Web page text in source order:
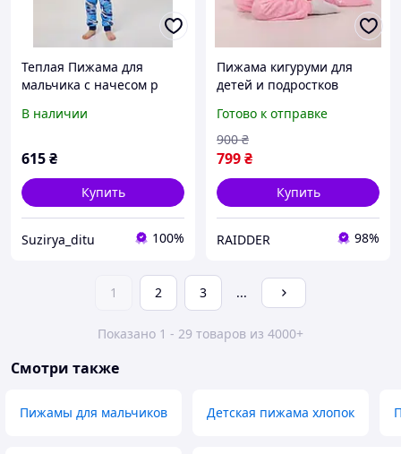
Теплая Пижама для
мальчика с начесом р
В наличии
615₴
Купить
Suzirya_ditu 100%
Пижама кигуруми для
детей и подростков
Костюм динозавра на
девочку и мальчика
Готово к отправке
799₴
900 ₴
Купить
RAIDDER 98%
1 2 3 ...
Показано 1 - 29 товаров из 4000+
Смотри также
Пижамы для мальчиков Детская пижама хлопок